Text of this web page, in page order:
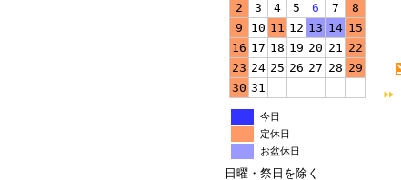
2
3 4 5 6 7
8
9
10 11 12 13 14 15
16 17 18 19 20 21 22
23 24 25 26 27 28 29
30 31
今日
定休日
お盆休日
日曜・祭日を除く